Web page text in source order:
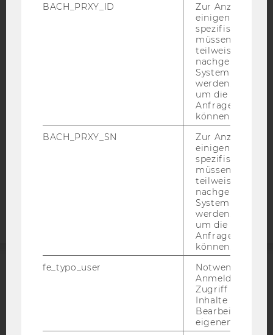
BARRIEREFREIHEITSERKLÄRUNG WEBSEITE
DATENSCHUTZERKLÄRUNG
DATENSCHUTZERKLÄRUNG SOCIAL MEDIA
DATENSCHUTZERKLÄRUNG
STUDIENBEWERBER*INNEN UND STUDIERENDE
COOKIE EINSTELLUNGEN
Barrierefreiheitserklärung
BACH_PRXY_ID
Zur Anzeige von
einigen WU-
spezifischen
müssen
teilweise von
nachgelagerten
System
werden.
um die Antwort
Anfrage
können.
BACH_PRXY_SN
Zur Anzeige von
einigen WU-
spezifischen
müssen
teilweise von
nachgelagerten
System
werden.
um die Antwort
Anfrage
können.
fe_typo_user
Notwendig für
Anmeldung und
Zugriff auf
Inhalte oder zur
Bearbeitung des
eigenen Profils.